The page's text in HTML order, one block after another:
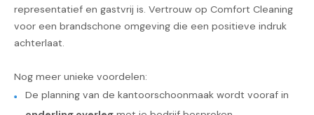
representatief en gastvrij is. Vertrouw op Comfort Cleaning
voor een brandschone omgeving die een positieve indruk
achterlaat.
Nog meer unieke voordelen:
De planning van de kantoorschoonmaak wordt vooraf in